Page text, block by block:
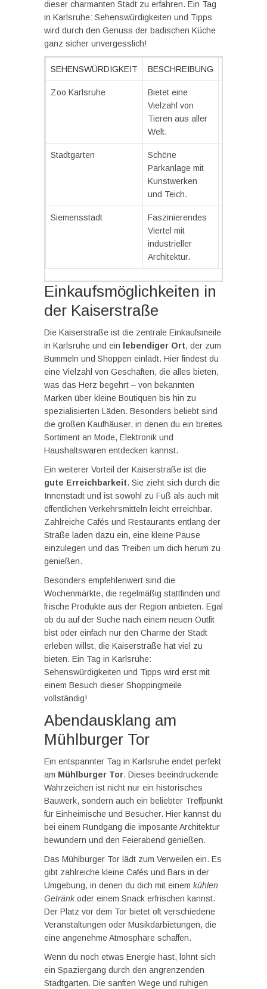
dieser charmanten Stadt zu erfahren. Ein Tag
in Karlsruhe: Sehenswürdigkeiten und Tipps
wird durch den Genuss der badischen Küche
ganz sicher unvergesslich!
SEHENSWÜRDIGKEIT BESCHREIBUNG
Zoo Karlsruhe
Bietet eine
Vielzahl von
Tieren aus aller
Welt.
Stadtgarten
Schöne
Parkanlage mit
Kunstwerken
und Teich.
Siemensstadt
Faszinierendes
Viertel mit
industrieller
Architektur.
Einkaufsmöglichkeiten in
der Kaiserstraße
Die Kaiserstraße ist die zentrale Einkaufsmeile
in Karlsruhe und ein
lebendiger Ort, der zum
Bummeln und Shoppen einlädt. Hier findest du
eine Vielzahl von Geschäften, die alles bieten,
was das Herz begehrt – von bekannten
Marken über kleine Boutiquen bis hin zu
spezialisierten Läden. Besonders beliebt sind
die großen Kaufhäuser, in denen du ein breites
Sortiment an Mode, Elektronik und
Haushaltswaren entdecken kannst.
Ein weiterer Vorteil der Kaiserstraße ist die
gute Erreichbarkeit. Sie zieht sich durch die
Innenstadt und ist sowohl zu Fuß als auch mit
öffentlichen Verkehrsmitteln leicht erreichbar.
Zahlreiche Cafés und Restaurants entlang der
Straße laden dazu ein, eine kleine Pause
einzulegen und das Treiben um dich herum zu
genießen.
Besonders empfehlenwert sind die
Wochenmärkte, die regelmäßig stattfinden und
frische Produkte aus der Region anbieten. Egal
ob du auf der Suche nach einem neuen Outfit
bist oder einfach nur den Charme der Stadt
erleben willst, die Kaiserstraße hat viel zu
bieten. Ein Tag in Karlsruhe:
Sehenswürdigkeiten und Tipps wird erst mit
einem Besuch dieser Shoppingmeile
vollständig!
Abendausklang am
Mühlburger Tor
Ein entspannter Tag in Karlsruhe endet perfekt
am Mühlburger Tor. Dieses beeindruckende
Wahrzeichen ist nicht nur ein historisches
Bauwerk, sondern auch ein beliebter Treffpunkt
für Einheimische und Besucher. Hier kannst du
bei einem Rundgang die imposante Architektur
bewundern und den Feierabend genießen.
Das Mühlburger Tor lädt zum Verweilen ein. Es
gibt zahlreiche kleine Cafés und Bars in der
Umgebung, in denen du dich mit einem kühlen
Getränkoder einem Snack erfrischen kannst.
Der Platz vor dem Tor bietet oft verschiedene
Veranstaltungen oder Musikdarbietungen, die
eine angenehme Atmosphäre schaffen.
Wenn du noch etwas Energie hast, lohnt sich
ein Spaziergang durch den angrenzenden
Stadtgarten. Die sanften Wege und ruhigen